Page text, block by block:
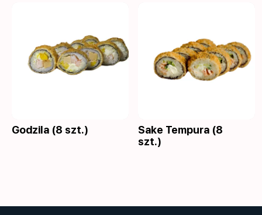
Godzila (8 szt.)
Sake Tempura (8
szt.)